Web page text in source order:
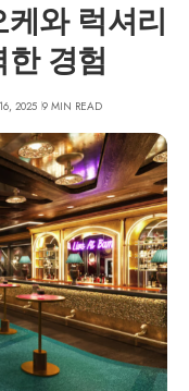
와 럭셔리
경험
2025 9 MIN READ